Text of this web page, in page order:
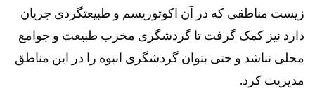
زیست مناطقی که در آن اکوتوریسم و طبیعتگردی جریان
دارد نیز کمک گرفت تا گردشگری مخرب طبیعت و جوامع
محلی نباشد و حتی بتوان گردشگری انبوه را در این مناطق
مدیریت کرد.